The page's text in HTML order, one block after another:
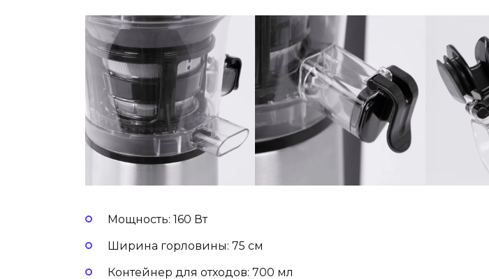
Мощность: 160 Вт
Ширина горловины: 75 см
Контейнер для отходов: 700 мл